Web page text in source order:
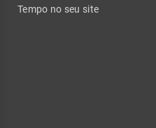
Tempo no seu site